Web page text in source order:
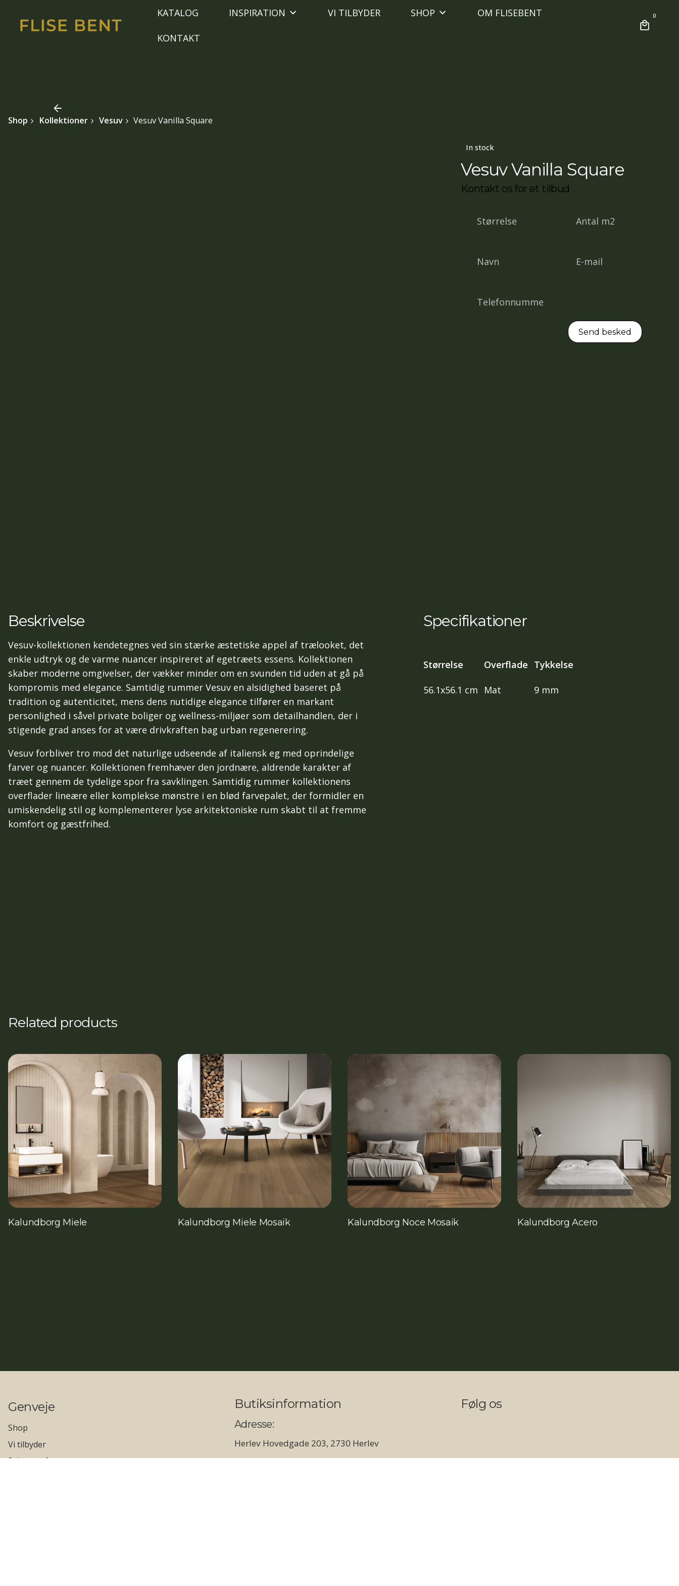
content
KATALOG INSPIRATION VI TILBYDER SHOP OM FLISEBENT
KONTAKT
0
Shop Kollektioner Vesuv Vesuv Vanilla Square
In stock
Vesuv Vanilla Square
Kontakt os for et tilbud
Beskrivelse
Vesuv-kollektionen kendetegnes ved sin stærke æstetiske appel af trælooket, det
enkle udtryk og de varme nuancer inspireret af egetræets essens. Kollektionen
skaber moderne omgivelser, der vækker minder om en svunden tid uden at gå på
kompromis med elegance. Samtidig rummer Vesuv en alsidighed baseret på
tradition og autenticitet, mens dens nutidige elegance tilfører en markant
personlighed i såvel private boliger og wellness-miljøer som detailhandlen, der i
stigende grad anses for at være drivkraften bag urban regenerering.
Vesuv forbliver tro mod det naturlige udseende af italiensk eg med oprindelige
farver og nuancer. Kollektionen fremhæver den jordnære, aldrende karakter af
træet gennem de tydelige spor fra savklingen. Samtidig rummer kollektionens
overflader lineære eller komplekse mønstre i en blød farvepalet, der formidler en
umiskendelig stil og komplementerer lyse arkitektoniske rum skabt til at fremme
komfort og gæstfrihed.
Specifikationer
Størrelse Overflade Tykkelse
56.1x56.1 cm Mat 9 mm
Related products
Kalundborg Miele Kalundborg Miele Mosaik Kalundborg Noce Mosaik Kalundborg Acero
Genveje
Shop
Vi tilbyder
Private referencer
Butiksinformation
Adresse:
Herlev Hovedgade 203, 2730 Herlev
Følg os